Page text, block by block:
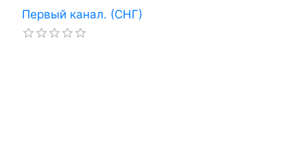
Первый канал. (СНГ)